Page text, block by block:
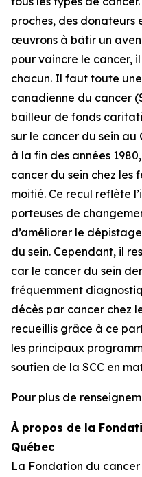
proches, des donateurs
œuvrons à bâtir un
pour vaincre le cancer,
chacun. Il faut toute
canadienne du cancer
bailleur de fonds
sur le cancer du sein au
à la fin des années
cancer du sein chez les
moitié. Ce recul reflète
porteuses de
d’améliorer le
du sein. Cependant, il
car le cancer du sein
fréquemment
décès par cancer chez
recueillis grâce à ce
les principaux
soutien de la SCC en
Pour plus de
À propos de la
Québec
La Fondation du